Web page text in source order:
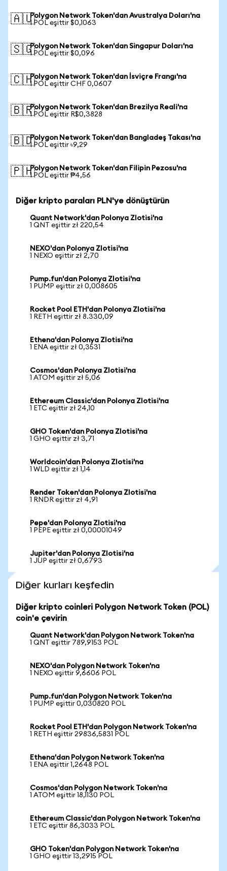
🇦🇺Polygon Network Token'dan Avustralya Doları'na
1 POL eşittir $0,1063
🇸🇬Polygon Network Token'dan Singapur Doları'na
1 POL eşittir $0,096
🇨🇭Polygon Network Token'dan İsviçre Frangı'na
1 POL eşittir CHF 0,0607
🇧🇷Polygon Network Token'dan Brezilya Reali'na
1 POL eşittir R$0,3828
🇧🇩Polygon Network Token'dan Bangladeş Takası'na
1 POL eşittir ৳9,29
🇵🇭Polygon Network Token'dan Filipin Pezosu'na
1 POL eşittir ₱4,56
Diğer kripto paraları PLN'ye dönüştürün
Quant Network'dan Polonya Zlotisi'na
1 QNT eşittir zł 220,54
NEXO'dan Polonya Zlotisi'na
1 NEXO eşittir zł 2,70
Pump.fun'dan Polonya Zlotisi'na
1 PUMP eşittir zł 0,008605
Rocket Pool ETH'dan Polonya Zlotisi'na
1 RETH eşittir zł 8.330,09
Ethena'dan Polonya Zlotisi'na
1 ENA eşittir zł 0,3531
Cosmos'dan Polonya Zlotisi'na
1 ATOM eşittir zł 5,06
Ethereum Classic'dan Polonya Zlotisi'na
1 ETC eşittir zł 24,10
GHO Token'dan Polonya Zlotisi'na
1 GHO eşittir zł 3,71
Worldcoin'dan Polonya Zlotisi'na
1 WLD eşittir zł 1,14
Render Token'dan Polonya Zlotisi'na
1 RNDR eşittir zł 4,91
Pepe'dan Polonya Zlotisi'na
1 PEPE eşittir zł 0,00001049
Jupiter'dan Polonya Zlotisi'na
1 JUP eşittir zł 0,6793
Diğer kurları keşfedin
Diğer kripto coinleri Polygon Network Token (POL)
coin'e çevirin
Quant Network'dan Polygon Network Token'na
1 QNT eşittir 789,9153 POL
NEXO'dan Polygon Network Token'na
1 NEXO eşittir 9,6606 POL
Pump.fun'dan Polygon Network Token'na
1 PUMP eşittir 0,030820 POL
Rocket Pool ETH'dan Polygon Network Token'na
1 RETH eşittir 29836,5831 POL
Ethena'dan Polygon Network Token'na
1 ENA eşittir 1,2648 POL
Cosmos'dan Polygon Network Token'na
1 ATOM eşittir 18,1130 POL
Ethereum Classic'dan Polygon Network Token'na
1 ETC eşittir 86,3033 POL
GHO Token'dan Polygon Network Token'na
1 GHO eşittir 13,2915 POL